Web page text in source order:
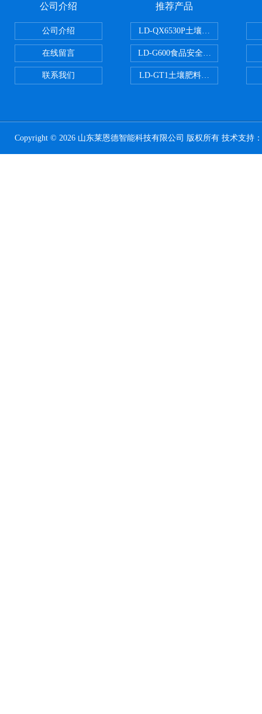
公司介绍
公司介绍
在线留言
联系我们
推荐产品
LD-QX6530P土壤氧化还原电位检
LD-G600食品安全检测仪
LD-GT1土壤肥料养分检测仪
Copyright © 2026 山东莱恩德智能科技有限公司 版权所有 技术支持：